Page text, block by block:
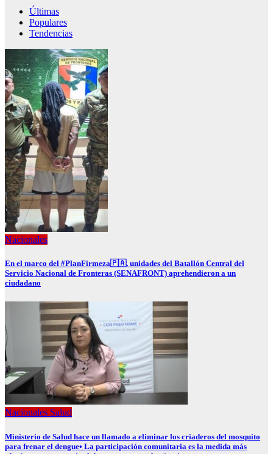
Últimas
Populares
Tendencias
Nacionales
En el marco del #PlanFirmeza🇵🇦, unidades del Batallón Central del
Servicio Nacional de Fronteras (SENAFRONT) aprehendieron a un
ciudadano
Nacionales Salud
Ministerio de Salud hace un llamado a eliminar los criaderos del mosquito
para frenar el dengue• La participación comunitaria es la medida más